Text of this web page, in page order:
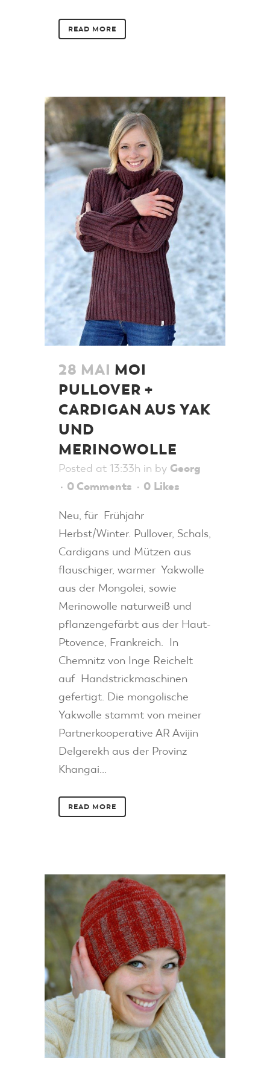
READ MORE
28 MAI MOI
PULLOVER +
CARDIGAN AUS YAK
UND
MERINOWOLLE
Posted at 13:33h in by Georg
0 Comments
0 Likes
Neu, für Frühjahr
Herbst/Winter. Pullover, Schals,
Cardigans und Mützen aus
flauschiger, warmer Yakwolle
aus der Mongolei, sowie
Merinowolle naturweiß und
pflanzengefärbt aus der Haut-
Ptovence, Frankreich. In
Chemnitz von Inge Reichelt
auf Handstrickmaschinen
gefertigt. Die mongolische
Yakwolle stammt von meiner
Partnerkooperative AR Avijin
Delgerekh aus der Provinz
Khangai...
READ MORE